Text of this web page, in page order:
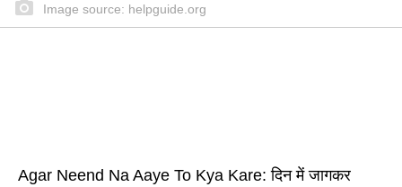
Image source: helpguide.org
Agar Neend Na Aaye To Kya Kare: दिन में जागकर